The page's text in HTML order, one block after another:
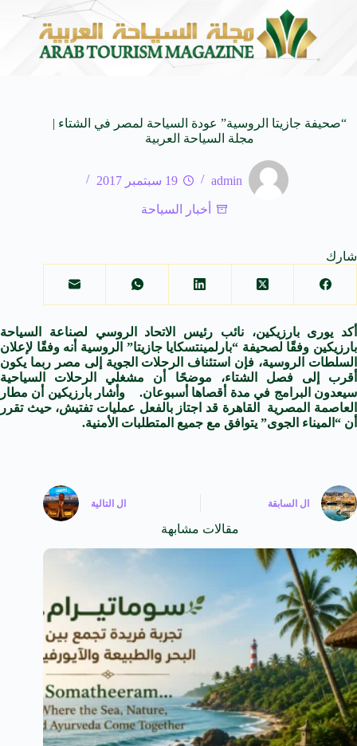
7 أغسطس 2026 مهرجان صيف بريدة يستقطب أكثر من 4 آلاف زائر يوميا ويوفر 500
“صحيفة جازيتا الروسية” عودة السياحة لمصر في الشتاء |
مجلة السياحة العربية
admin 19 سبتمبر 2017
أخبار السياحة
شارك
أكد يورى بارزيكين، نائب رئيس الاتحاد الروسي لصناعة السياحة
بارزيكين وفقًا لصحيفة “بارلمينتسكايا جازيتا” الروسية أنه وفقًا لإعلان
السلطات الروسية، فإن استئناف الرحلات الجوية إلى مصر ربما يكون
أقرب إلى فصل الشتاء، موضحًا أن مشغلي الرحلات السياحية
سيعدون البرامج في مدة أقصاها أسبوعان. وأشار بارزيكين أن مطار
العاصمة المصرية القاهرة قد اجتاز بالفعل عمليات تفتيش، حيث تقرر
أن “الميناء الجوى” يتوافق مع جميع المتطلبات الأمنية.
ال السابقة ال التالية
مقالات مشابهة